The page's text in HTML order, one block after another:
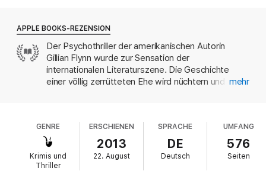
schwört, dass das nicht wahr ist. Dann erhält er sonderbare
Anrufe. Was geschah mit Nicks wunderbarer Frau Amy?
Selten wurde so raffiniert, abgründig und brillant manipuliert
wie in diesem Psychogramm einer Ehe - ein teuflisch gutes
Lesevergnügen.
APPLE BOOKS-REZENSION
Der Psychothriller der amerikanischen Autorin
Gillian Flynn wurde zur Sensation der
internationalen Literaturszene. Die Geschichte
einer völlig zerrütteten Ehe wird nüchtern und mit
zwischen Nick Dunne und seiner verschwundenen
Frau Amy gelingt es Flynn, den Spannungsbogen
gekonnt bis zum Schluss zu halten und prominente
Themen wie die gesellschaftlichen Vorstellungen
mehr
GENRE
Krimis und
Thriller
ERSCHIENEN
2013
22. August
SPRACHE
DE
Deutsch
UMFANG
576
Seiten